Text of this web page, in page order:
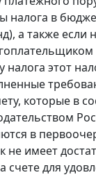
налога в
а также если
налога этот
которые в
в
не имеет
счете для